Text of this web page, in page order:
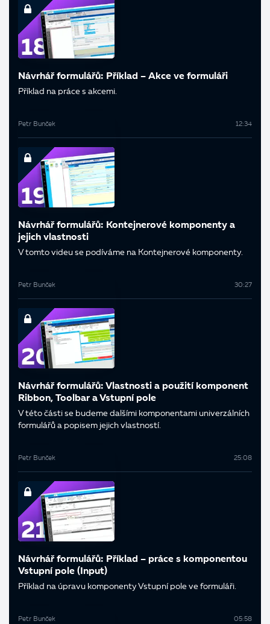
Návrhář formulářů: Příklad – Akce ve formuláři
Příklad na práce s akcemi.
Petr Bunček 12:34
Návrhář formulářů: Kontejnerové komponenty a
jejich vlastnosti
V tomto videu se podíváme na Kontejnerové komponenty.
Petr Bunček 30:27
Návrhář formulářů: Vlastnosti a použití komponent
Ribbon, Toolbar a Vstupní pole
V této části se budeme dalšími komponentami univerzálních
formulářů a popisem jejich vlastností.
Petr Bunček 25:08
Návrhář formulářů: Příklad – práce s komponentou
Vstupní pole (Input)
Příklad na úpravu komponenty Vstupní pole ve formuláři.
Petr Bunček 05:58